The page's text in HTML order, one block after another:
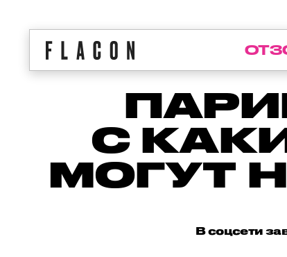
С
МОГУТ
В соцсети